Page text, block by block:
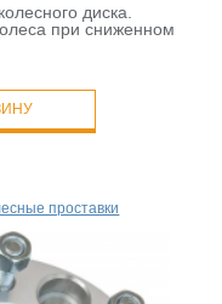
диска.
при сниженном
проставки